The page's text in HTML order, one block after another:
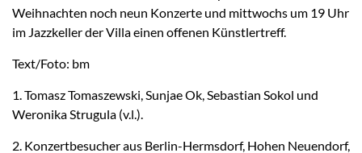
Weihnachten noch neun Konzerte und mittwochs um 19 Uhr
im Jazzkeller der Villa einen offenen Künstlertreff.
Text/Foto: bm
1. Tomasz Tomaszewski, Sunjae Ok, Sebastian Sokol und
Weronika Strugula (v.l.).
2. Konzertbesucher aus Berlin-Hermsdorf, Hohen Neuendorf,